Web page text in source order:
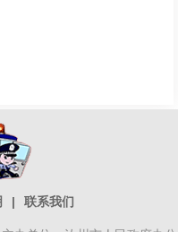
| 联系我们